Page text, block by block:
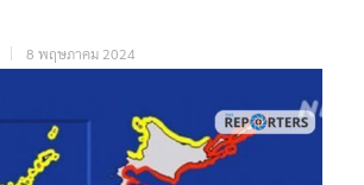
8 พฤษภาคม 2024